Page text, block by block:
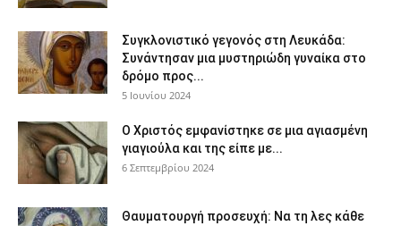
Συγκλονιστικό γεγονός στη Λευκάδα:
Συνάντησαν μια μυστηριώδη γυναίκα στο
δρόμο προς...
5 Ιουνίου 2024
Ο Χριστός εμφανίστηκε σε μια αγιασμένη
γιαγιούλα και της είπε με...
6 Σεπτεμβρίου 2024
Θαυματουργή προσευχή: Να τη λες κάθε